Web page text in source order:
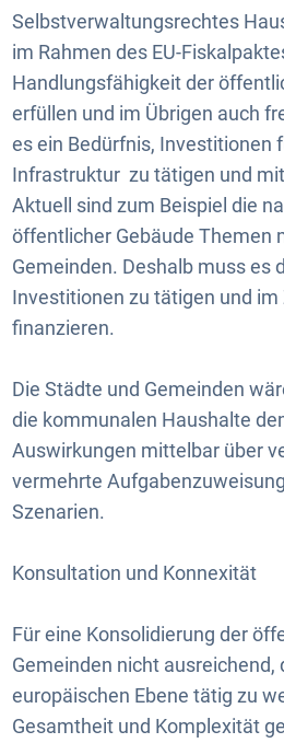
Selbstverwaltungsrechtes
im Rahmen des EU-
Handlungsfähigkeit der
erfüllen und im Übrigen auch
es ein Bedürfnis, Investitionen
Infrastruktur zu tätigen und
Aktuell sind zum Beispiel die
öffentlicher Gebäude Themen
Gemeinden. Deshalb muss es
Investitionen zu tätigen und
finanzieren.
Die Städte und Gemeinden
die kommunalen Haushalte
Auswirkungen mittelbar über
vermehrte
Szenarien.
Konsultation und Konnexität
Für eine Konsolidierung der
Gemeinden nicht ausreichend,
europäischen Ebene tätig zu
Gesamtheit und Komplexität